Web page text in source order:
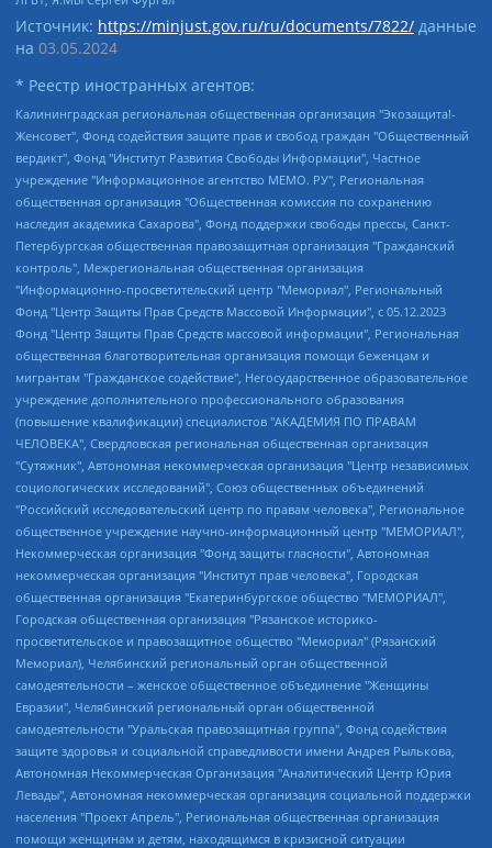
Источник: https://minjust.gov.ru/ru/documents/7822/ данные
на 03.05.2024
* Реестр иностранных агентов:
Калининградская региональная общественная организация "Экозащита!-Женсовет", Фонд содействия защите прав и свобод граждан "Общественный вердикт", Фонд "Институт Развития Свободы Информации", Частное учреждение "Информационное агентство МЕМО. РУ", Региональная общественная организация "Общественная комиссия по сохранению наследия академика Сахарова", Фонд поддержки свободы прессы, Санкт-Петербургская общественная правозащитная организация "Гражданский контроль", Межрегиональная общественная организация "Информационно-просветительский центр "Мемориал", Региональный Фонд "Центр Защиты Прав Средств Массовой Информации", с 05.12.2023 Фонд "Центр Защиты Прав Средств массовой информации", Региональная общественная благотворительная организация помощи беженцам и мигрантам "Гражданское содействие", Негосударственное образовательное учреждение дополнительного профессионального образования (повышение квалификации) специалистов "АКАДЕМИЯ ПО ПРАВАМ ЧЕЛОВЕКА", Свердловская региональная общественная организация "Сутяжник", Автономная некоммерческая организация "Центр независимых социологических исследований", Союз общественных объединений "Российский исследовательский центр по правам человека", Региональное общественное учреждение научно-информационный центр "МЕМОРИАЛ", Некоммерческая организация "Фонд защиты гласности", Автономная некоммерческая организация "Институт прав человека", Городская общественная организация "Екатеринбургское общество "МЕМОРИАЛ", Городская общественная организация "Рязанское историко-просветительское и правозащитное общество "Мемориал" (Рязанский Мемориал), Челябинский региональный орган общественной самодеятельности – женское общественное объединение "Женщины Евразии", Челябинский региональный орган общественной самодеятельности "Уральская правозащитная группа", Фонд содействия защите здоровья и социальной справедливости имени Андрея Рылькова, Автономная Некоммерческая Организация "Аналитический Центр Юрия Левады", Автономная некоммерческая организация социальной поддержки населения "Проект Апрель", Региональная общественная организация помощи женщинам и детям, находящимся в кризисной ситуации "Информационно-методический центр "Анна", Фонд содействия развитию массовых коммуникаций и правовому просвещению "Так-так-Так", Фонд содействия устойчивому развитию "Серебряная тайга", Свердловский региональный общественный фонд социальных проектов "Новое время", "Idel.Реалии", Кавказ.Реалии, Крым.Реалии, Телеканал Настоящее Время, Татаро-башкирская служба Радио Свобода (Azatliq Radiosi), Радио Свободная Европа/Радио Свобода (PCE/PC), "Сибирь.Реалии", "Фактограф", Благотворительный фонд помощи осужденным и их семьям, Автономная некоммерческая организация "Институт глобализации и социальных движений", Фонд "В защиту прав заключенных", Частное учреждение "Центр поддержки и содействия развитию средств массовой информации", Пензенский региональный общественный благотворительный фонд "Гражданский союз", "Север.Реалии", Некоммерческая организация Фонд "Правовая инициатива", Общество с ограниченной ответственностью "Радио Свободная Европа/Радио Свобода", Чешское информационное агентство "MEDIUM-ORIENT", Красноярская региональная общественная организация "Мы против СПИДа", Камалягин Денис Николаевич, Маркелов Сергей Евгеньевич, Пономарев Лев Александрович, Савицкая Людмила Алексеевна, Автономная некоммерческая организация "Центр по работе с проблемой насилия "НАСИЛИЮ.НЕТ", Межрегиональный профессиональный союз работников здравоохранения "Альянс врачей", Юридическое лицо, зарегистрированное в Латвийской Республике, SIA "Medusa Project" (регистрационный номер 40103797863, дата регистрации 10.06.2014), Некоммерческая организация "Фонд по борьбе с коррупцией", Автономная некоммерческая организация "Институт права и публичной политики", Баданин Роман Сергеевич, Гликин Максим Александрович, Железнова Мария Михайловна, Лукьянова Юлия Сергеевна, Маетная Елизавета Витальевна, Маняхин Петр Борисович, Чуракова Ольга Владимировна, Ярош Юлия Петровна, Юридическое лицо "The Insider SIA", зарегистрированное в Риге, Латвийская Республика (дата регистрации 26.06.2015), являющееся администратором доменного имени интернет-издания "The Insider SIA", https://theins.ru, Постернак Алексей Евгеньевич, Рубин Михаил Аркадьевич, Анин Роман Александрович, Юридическое лицо Istories fonds, зарегистрированное в Латвийской Республике (регистрационный номер 50008295751, дата регистрации 24.02.2020), Великовский Дмитрий Александрович, Долинина Ирина Николаевна, Мароховская Алеся Алексеевна, Шлейнов Роман Юрьевич, Шмагун Олеся Валентиновна, Общество с ограниченной ответственностью "Альтаир 2021", Общество с ограниченной ответственностью "Вега 2021", Общество с ограниченной ответственностью "Главный редактор 2021", Общество с ограниченной ответственностью "Ромашки монолит", Важенков Артем Валерьевич, Ивановская областная общественная организация "Центр гендерных исследований", Гурман Юрий Альбертович, Медиапроект "ОВД-Инфо", Егоров Владимир Владимирович, Жилинский Владимир Александрович, Общество с ограниченной ответственностью "ЗП", Иванова София Юрьевна, Карезина Инна Павловна, Кильтау Екатерина Викторовна, Петров Алексей Викторович, Пискунов Сергей Евгеньевич, Смирнов Сергей Сергеевич, Тихонов Михаил Сергеевич, Общество с ограниченной ответственностью "ЖУРНАЛИСТ-ИНОСТРАННЫЙ АГЕНТ", Арапова Галина Юрьевна, Вольтская Татьяна Анатольевна, Американская компания "Mason G.E.S. Anonymous Foundation" (США), являющаяся владельцем интернет-издания https://mnews.world/, Компания "Stichting Bellingcat", зарегистрированная в Нидерландах (дата регистрации 11.07.2018), Захаров Андрей Вячеславович, Клепиковская Екатерина Дмитриевна, Общество с ограниченной ответственностью "МЕМО", Перл Роман Александрович, Симонов Евгений Алексеевич, Соловьева Елена Анатольевна, Сотников Даниил Владимирович, Сурначева Елизавета Дмитриевна, Автономная некоммерческая организация по защите прав человека и информированию населения "Якутия – Наше Мнение", Общество с ограниченной ответственностью "Москоу диджитал медиа", с 26.01.2023 Общество с ограниченной ответственностью "Чайка Белые сады", Ветошкина Валерия Валерьевна, Заговора Максим Александрович, Межрегиональное общественное движение "Российская ЛГБТ - сеть", Оленичев Максим Владимирович, Павлов Иван Юрьевич, Скворцова Елена Сергеевна, Общество с ограниченной ответственностью "Как бы инагент", Кочетков Игорь Викторович, Общество с ограниченной ответственностью "Честные выборы", Еланчик Олег Александрович, Общество с ограниченной ответственностью "Нобелевский призыв", Гималова Регина Эмилевна, Григорьев Андрей Валерьевич, Григорьева Алина Александровна, Ассоциация по содействию защите прав призывников, альтернативнослужащих и военнослужащих "Правозащитная группа "Гражданин.Армия.Право", Хисамова Регина Фаритовна, Автономная некоммерческая организация по реализации социально-правовых программ "Лилит", Дальневосточное общественное движение "Маяк", Санкт-Петербургская ЛГБТ-инициативная группа "Выход", Инициативная группа ЛГБТ+ "Реверс", Алексеев Андрей Викторович, Бекбулатова Таисия Львовна, Беляев Иван Михайлович, Владыкина Елена Сергеевна, Гельман Марат Александрович, Никульшина Вероника Юрьевна, Толоконникова Надежда Андреевна, Шендерович Виктор Анатольевич, Общество с ограниченной ответственностью "Данное сообщение", Общество с ограниченной ответственностью Издательский дом "Новая глава", Айнбиндер Александра Александровна, Московский комьюнити-центр для ЛГБТ+инициатив, Благотворительный фонд развития филантропии, Deutsche Welle (Германия, Kurt-Schumacher-Strasse 3, 53113 Bonn), Борзунова Мария Михайловна, Воробьев Виктор Викторович, Голубева Анна Львовна, Константинова Алла Михайловна, Малкова Ирина Владимировна, Мурадов Мурад Абдулгалимович, Осетинская Елизавета Николаевна, Понасенков Евгений Николаевич, Ганапольский Матвей Юрьевич, Киселев Евгений Алексеевич, Борухович Ирина Григорьевна, Дремин Иван Тимофеевич, Дубровский Дмитрий Викторович, Красноярская региональная общественная организация поддержки и развития альтернативных образовательных технологий и межкультурных коммуникаций "ИНТЕРРА", Маяковская Екатерина Алексеевна, Фейгин Марк Захарович, Филимонов Андрей Викторович, Дзугкоева Регина Николаевна, Доброхотов Роман Александрович, Дудь Юрий Александрович, Елкин Сергей Владимирович, Кругликов Кирилл Игоревич, Сабунаева Мария Леонидовна, Семенов Алексей Владимирович, Шаинян Карен Багратович, Шульман Екатерина Михайловна, Асафьев Артур Валерьевич, Вахштайн Виктор Семенович, Венедиктов Алексей Алексеевич, Лушникова Екатерина Евгеньевна, Волков Леонид Михайлович, Невзоров Александр Глебович, Пархоменко Сергей Борисович, Сироткин Ярослав Николаевич, Кара-Мурза Владимир Владимирович, Баранова Наталья Владимировна, Гозман Леонид Яковлевич, Кагарлицкий Борис Юльевич, Климарев Михаил Валерьевич, Милов Владимир Станиславович, Автономная некоммерческая организация Краснодарский центр современного искусства "Типография", Моргенштерн Алишер Тагирович, Соболь Любовь Эдуардовна, Общество с ограниченной ответственностью "ЛИЗА НОРМ", Каспаров Гарри Кимович, Ходорковский Михаил Борисович, Общество с ограниченной ответственностью "Апрельские тезисы", Данилович Ирина Брониславовна, Кашин Олег Владимирович, Петров Николай Владимирович, Пивоваров Алексей Владимирович, Соколов Михаил Владимирович, Цветкова Юлия Владимировна, Чичваркин Евгений Александрович, Комитет против пыток/Команда против пыток, Общество с ограниченной ответственностью "Первый научный", Общество с ограниченной ответственностью "Вертолет и ко", Белоцерковская Вероника Борисовна, Кац Максим Евгеньевич, Лазарева Татьяна Юрьевна, Шаведдинов Руслан Табризович, Яшин Илья Валерьевич, Общество с ограниченной ответственностью "Иноагент ААВ", Алешковский Дмитрий Петрович, Альбац Евгения Марковна, Быков Дмитрий Львович, Галямина Юлия Евгеньевна, Лойко Сергей Леонидович, Мартынов Кирилл Константинович, Медведев Сергей Александрович, Крашенинников Федор Геннадиевич, Гордеева Катерина Вл